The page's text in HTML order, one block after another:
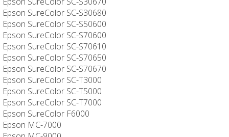
Epson SureColor SC-S30680
Epson SureColor SC-S50600
Epson SureColor SC-S70600
Epson SureColor SC-S70610
Epson SureColor SC-S70650
Epson SureColor SC-S70670
Epson SureColor SC-T3000
Epson SureColor SC-T5000
Epson SureColor SC-T7000
Epson SureColor F6000
Epson MC-7000